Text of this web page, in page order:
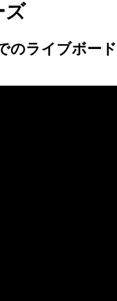
ズ
のライブボー